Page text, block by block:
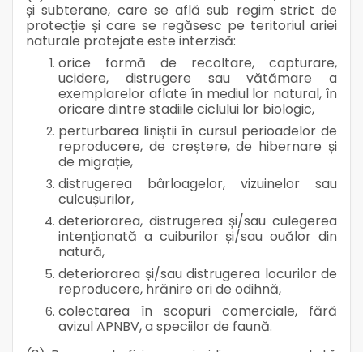
și subterane, care se află sub regim strict de
protecție și care se regăsesc pe teritoriul ariei
naturale protejate este interzisă:
orice formă de recoltare, capturare,
ucidere, distrugere sau vătămare a
exemplarelor aflate în mediul lor natural, în
oricare dintre stadiile ciclului lor biologic,
perturbarea liniștii în cursul perioadelor de
reproducere, de creștere, de hibernare și
de migrație,
distrugerea bârloagelor, vizuinelor sau
culcușurilor,
deteriorarea, distrugerea și/sau culegerea
intenționată a cuiburilor și/sau ouălor din
natură,
deteriorarea și/sau distrugerea locurilor de
reproducere, hrănire ori de odihnă,
colectarea în scopuri comerciale, fără
avizul APNBV, a speciilor de faună.